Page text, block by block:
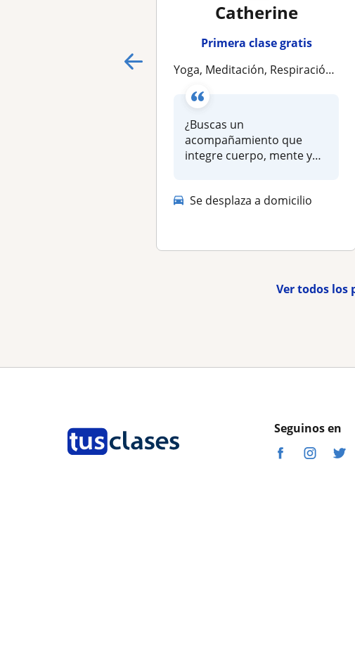
Catherine
Primera clase gratis
Yoga, Meditación, Respiración Consciente. Acompañamiento Terapéutico Integral
¿Buscas un
acompañamiento que
integre cuerpo, mente y
Se desplaza a domicilio
Ver todos los
Seguinos en